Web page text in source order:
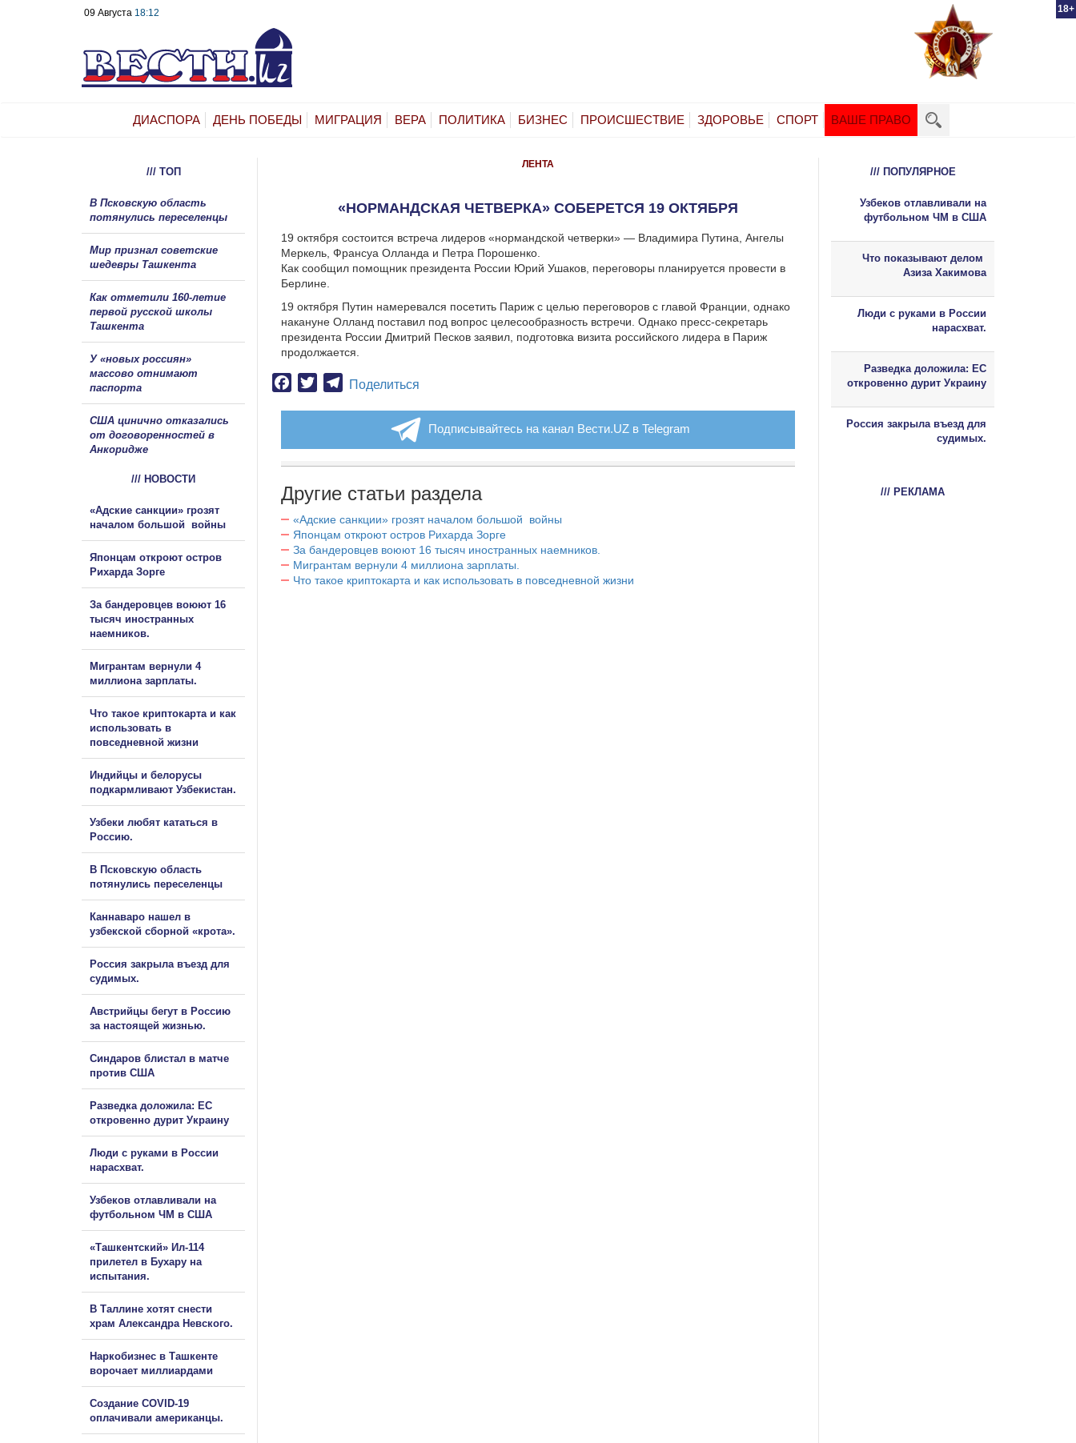
18+
09 Августа 18:12
ДИАСПОРА ДЕНЬ ПОБЕДЫ МИГРАЦИЯ ВЕРА ПОЛИТИКА БИЗНЕС ПРОИСШЕСТВИЕ ЗДОРОВЬЕ СПОРТ ВАШЕ ПРАВО
ЛЕНТА
«НОРМАНДСКАЯ ЧЕТВЕРКА» СОБЕРЕТСЯ 19 ОКТЯБРЯ
19 октября состоится встреча лидеров «нормандской четверки» — Владимира Путина, Ангелы
Меркель, Франсуа Олланда и Петра Порошенко.
Как сообщил помощник президента России Юрий Ушаков, переговоры планируется провести в
Берлине.
19 октября Путин намеревался посетить Париж с целью переговоров с главой Франции, однако
накануне Олланд поставил под вопрос целесообразность встречи. Однако пресс-секретарь
президента России Дмитрий Песков заявил, подготовка визита российского лидера в Париж
продолжается.
Facebook
TwitterTelegram
Поделиться
Подписывайтесь на канал Вести.UZ в Telegram
Другие статьи раздела
«Адские санкции» грозят началом большой войны
Японцам откроют остров Рихарда Зорге
За бандеровцев воюют 16 тысяч иностранных наемников.
Мигрантам вернули 4 миллиона зарплаты.
Что такое криптокарта и как использовать в повседневной жизни
/// ТОП
В Псковскую область
потянулись переселенцы
Мир признал советские
шедевры Ташкента
Как отметили 160-летие
первой русской школы
Ташкента
У «новых россиян»
массово отнимают
паспорта
США цинично отказались
от договоренностей в
Анкоридже
/// НОВОСТИ
«Адские санкции» грозят
началом большой войны
Японцам откроют остров
Рихарда Зорге
За бандеровцев воюют 16
тысяч иностранных
наемников.
Мигрантам вернули 4
миллиона зарплаты.
Что такое криптокарта и как
использовать в
повседневной жизни
Индийцы и белорусы
подкармливают Узбекистан.
Узбеки любят кататься в
Россию.
В Псковскую область
потянулись переселенцы
Каннаваро нашел в
узбекской сборной «крота».
Россия закрыла въезд для
судимых.
Австрийцы бегут в Россию
за настоящей жизнью.
Синдаров блистал в матче
против США
Разведка доложила: ЕС
откровенно дурит Украину
Люди с руками в России
нарасхват.
Узбеков отлавливали на
футбольном ЧМ в США
«Ташкентский» Ил-114
прилетел в Бухару на
испытания.
В Таллине хотят снести
храм Александра Невского.
Наркобизнес в Ташкенте
ворочает миллиардами
Создание COVID-19
оплачивали американцы.
/// ПОПУЛЯРНОЕ
Узбеков отлавливали на
футбольном ЧМ в США
Что показывают делом
Азиза Хакимова
Люди с руками в России
нарасхват.
Разведка доложила: ЕС
откровенно дурит Украину
Россия закрыла въезд для
судимых.
/// РЕКЛАМА